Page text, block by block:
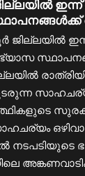
ഇന്ന്
ജില്ലയിൽ